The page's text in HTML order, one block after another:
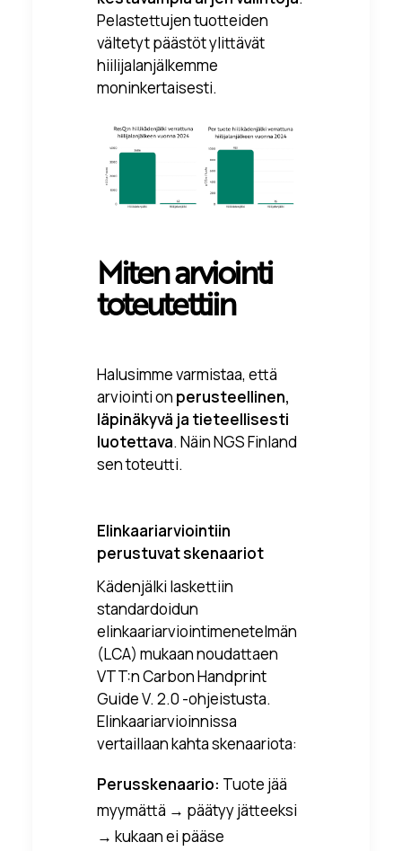
Pelastettujen tuotteiden
vältetyt päästöt ylittävät
hiilijalanjälkemme
moninkertaisesti.
Miten arviointi
toteutettiin
Halusimme varmistaa, että
arviointi on perusteellinen,
läpinäkyvä ja tieteellisesti
luotettava. Näin NGS Finland
sen toteutti.
Elinkaariarviointiin
perustuvat skenaariot
Kädenjälki laskettiin
standardoidun
elinkaariarviointimenetelmän
(LCA) mukaan noudattaen
VTT:n Carbon Handprint
Guide V. 2.0 -ohjeistusta.
Elinkaariarvioinnissa
vertaillaan kahta skenaariota:
Perusskenaario: Tuote jää
myymättä → päätyy jätteeksi
→ kukaan ei pääse